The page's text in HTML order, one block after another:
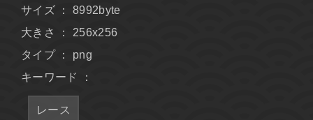
サイズ ： 8992byte
大きさ ： 256x256
タイプ ： png
キーワード ：
レース